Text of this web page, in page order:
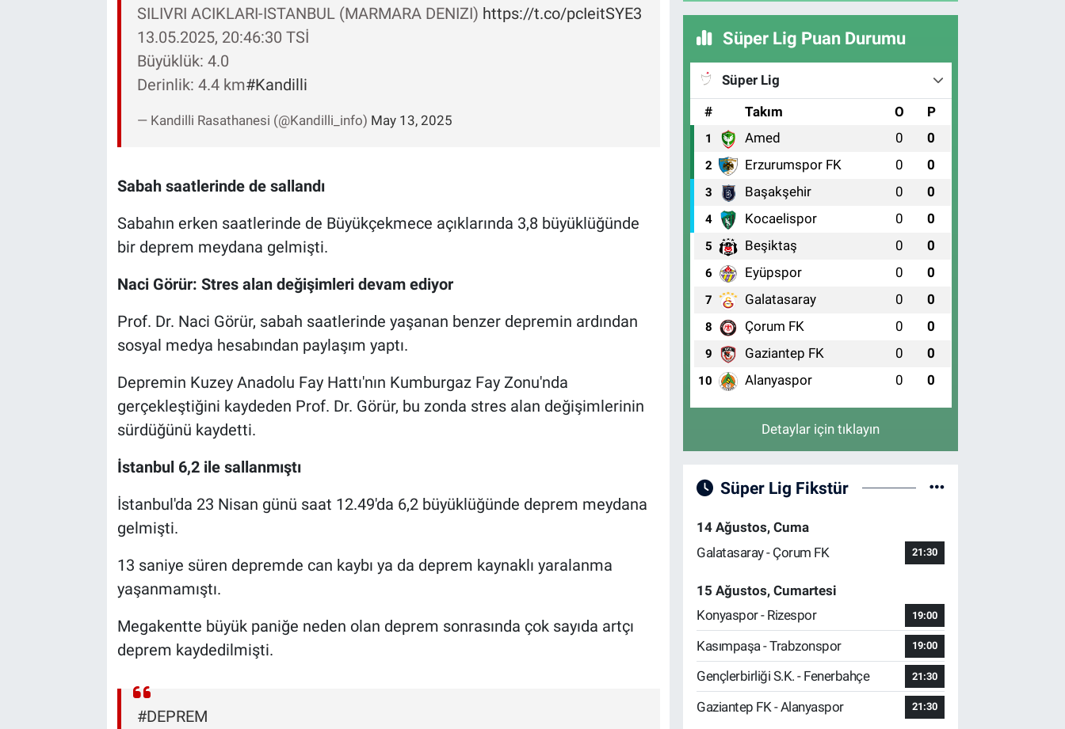
SILIVRI ACIKLARI-ISTANBUL (MARMARA DENIZI) https://t.co/pcIeitSYE3
13.05.2025, 20:46:30 TSİ
Büyüklük: 4.0
Derinlik: 4.4 km#Kandilli
— Kandilli Rasathanesi (@Kandilli_info) May 13, 2025
Sabah saatlerinde de sallandı
Sabahın erken saatlerinde de Büyükçekmece açıklarında 3,8 büyüklüğünde
bir deprem meydana gelmişti.
Naci Görür: Stres alan değişimleri devam ediyor
Prof. Dr. Naci Görür, sabah saatlerinde yaşanan benzer depremin ardından
sosyal medya hesabından paylaşım yaptı.
Depremin Kuzey Anadolu Fay Hattı'nın Kumburgaz Fay Zonu'nda
gerçekleştiğini kaydeden Prof. Dr. Görür, bu zonda stres alan değişimlerinin
sürdüğünü kaydetti.
İstanbul 6,2 ile sallanmıştı
İstanbul'da 23 Nisan günü saat 12.49'da 6,2 büyüklüğünde deprem meydana
gelmişti.
13 saniye süren depremde can kaybı ya da deprem kaynaklı yaralanma
yaşanmamıştı.
Megakentte büyük paniğe neden olan deprem sonrasında çok sayıda artçı
deprem kaydedilmişti.
#DEPREM
Süper Lig Puan Durumu
Süper Lig
#
Takım O P
1 Amed 0 0
2 Erzurumspor FK 0 0
3 Başakşehir 0 0
4 Kocaelispor 0 0
5 Beşiktaş 0 0
6 Eyüpspor 0 0
7 Galatasaray 0 0
8 Çorum FK 0 0
9 Gaziantep FK 0 0
10 Alanyaspor 0 0
Detaylar için tıklayın
Süper Lig Fikstür
14 Ağustos, Cuma
Galatasaray - Çorum FK
21:30
15 Ağustos, Cumartesi
Konyaspor - Rizespor
19:00
Kasımpaşa - Trabzonspor 19:00
Gençlerbirliği S.K. - Fenerbahçe 21:30
Gaziantep FK - Alanyaspor 21:30